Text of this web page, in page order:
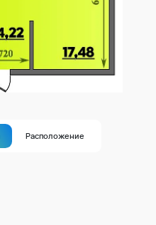
Расположение